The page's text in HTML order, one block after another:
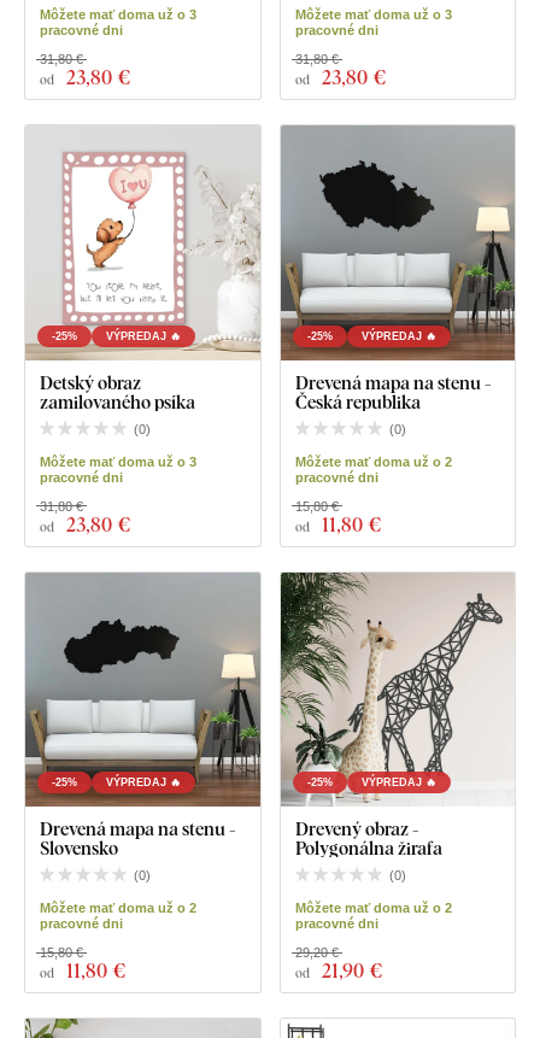
Môžete mať doma už o 3
pracovné dni
od 23,80 €
31,80 €
Môžete mať doma už o 3
pracovné dni
od 23,80 €
31,80 €
-25% VÝPREDAJ 🔥
Detský obraz
zamilovaného psíka
(0)
Môžete mať doma už o 3
pracovné dni
od 23,80 €
31,80 €
-25% VÝPREDAJ 🔥
Drevená mapa na stenu -
Česká republika
(0)
Môžete mať doma už o 2
pracovné dni
od 11,80 €
15,80 €
-25% VÝPREDAJ 🔥
Drevená mapa na stenu -
Slovensko
(0)
Môžete mať doma už o 2
pracovné dni
od 11,80 €
15,80 €
-25% VÝPREDAJ 🔥
Drevený obraz -
Polygonálna žirafa
(0)
Môžete mať doma už o 2
pracovné dni
od 21,90 €
29,20 €